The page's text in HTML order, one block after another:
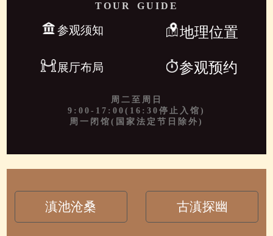
TOUR GUIDE
参观须知 地理位置
展厅布局 参观预约
周二至周日
9:00-17:00(16:30停止入馆)
周一闭馆(国家法定节日除外)
滇池沧桑 古滇探幽